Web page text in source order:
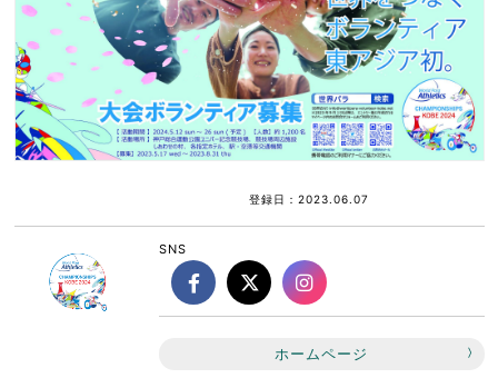
登録日：2023.06.07
SNS
ホームページ